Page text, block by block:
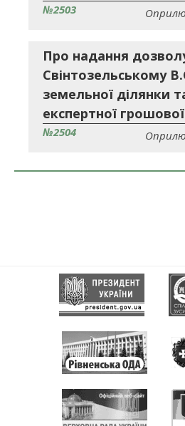
№2503
Про надання
Свінтозельському
земельної ділянки
експертної
№2504